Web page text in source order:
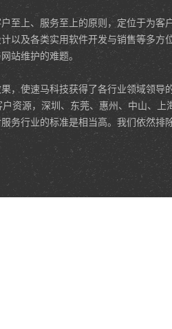
上、服务至上的原则，定位于为客
以及各类实用软件开发与销售等多方
站维护的难题。
使速马科技获得了各行业领域领导
资源，深圳、东莞、惠州、中山、上
务行业的标准是相当高。我们依然排